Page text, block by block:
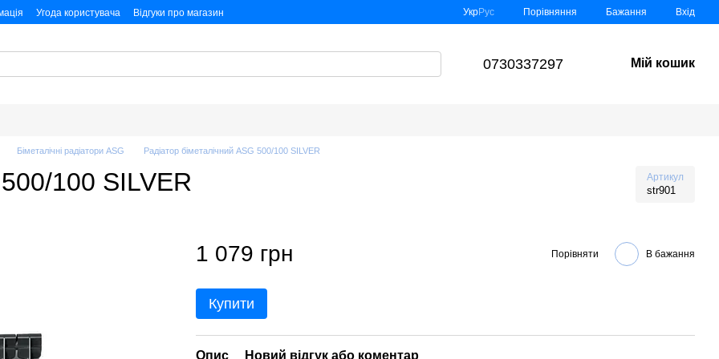
Угода користувача
Відгуки про магазин
УкрРус Порівняння Бажання Вхід
0730337297 Мій кошик
Біметалічні радіатори ASG Радіатор біметалічний ASG 500/100 SILVER
100 SILVER Артикул
str901
1 079 грн Порівняти В бажання
Купити
Опис
Новий відгук або коментар